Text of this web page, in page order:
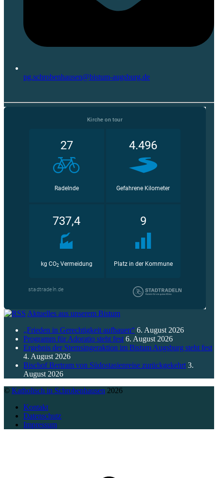
pg.schrobenhausen@bistum-augsburg.de
Aktuelles aus unserem Bistum
„Frieden in Gerechtigkeit aufbauen“ 6. August 2026
Programm für Adoratio steht fest 6. August 2026
Ergebnis der Sternsingeraktion im Bistum Augsburg steht fest
4. August 2026
Bischof Bertram von Südostasienreise zurückgekehrt 3.
August 2026
© Katholisch in Schrobenhausen 2026
Kontakt
Datenschutz
Impressum